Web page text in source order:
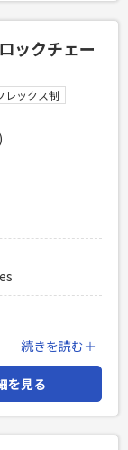
ックチェー
レックス制
。 CTOやプロ
テストを行って
ムの機能改善
続きを読む＋
を見る